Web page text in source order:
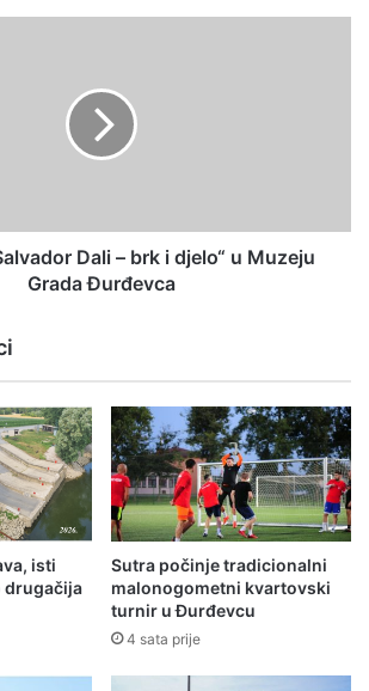
Dali – brk i djelo“ u Muzeju
Grada Đurđevca
isti
drugačija
Sutra počinje tradicionalni
malonogometni kvartovski
turnir u Đurđevcu
4 sata prije